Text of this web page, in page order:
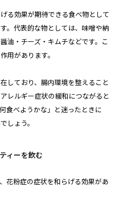
る効果が期待できる食べ物として
。代表的な物としては、味噌や納
油・チーズ・キムチなどです。こ
用があります。
しており、腸内環境を整えること
レルギー症状の緩和につながると
食べようかな」と迷ったときに
しょう。
ィーを飲む
花粉症の症状を和らげる効果があ